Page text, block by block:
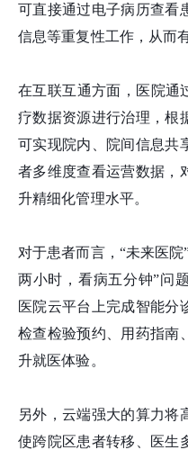
可直接通过电子病历查看
信息等重复性工作，从而
在互联互通方面，医院通
疗数据资源进行治理，根
可实现院内、院间信息共
者多维度查看运营数据，
升精细化管理水平。
对于患者而言，“未来医
两小时，看病五分钟”问
医院云平台上完成智能分
检查检验预约、用药指南
升就医体验。
另外，云端强大的算力将
使跨院区患者转移、医生